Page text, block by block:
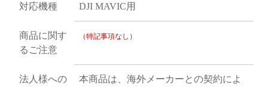
対応機種 DJI MAVIC用
商品に関す
るご注意
（特記事項なし）
法人様への
本商品は、海外メーカーとの契約によ